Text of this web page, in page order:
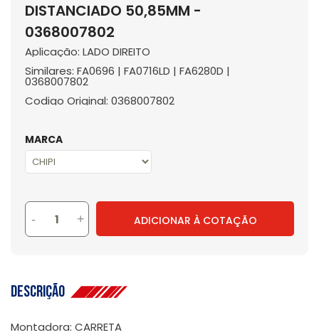
DISTANCIADO 50,85MM -
0368007802
Aplicação: LADO DIREITO
Similares: FA0696 | FA0716LD | FA6280D |
0368007802
Codigo Original: 0368007802
MARCA
- + ADICIONAR À COTAÇÃO
Descrição
Montadora: CARRETA